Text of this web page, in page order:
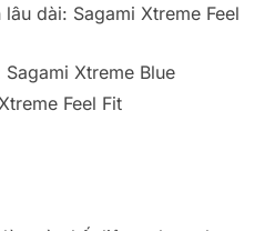
dài: Sagami Xtreme Feel
Xtreme Blue
Feel Fit